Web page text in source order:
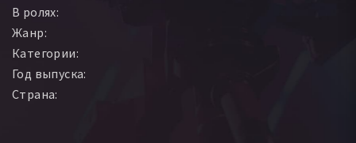
В ролях:
Жанр:
Категории:
Год выпуска:
Страна: